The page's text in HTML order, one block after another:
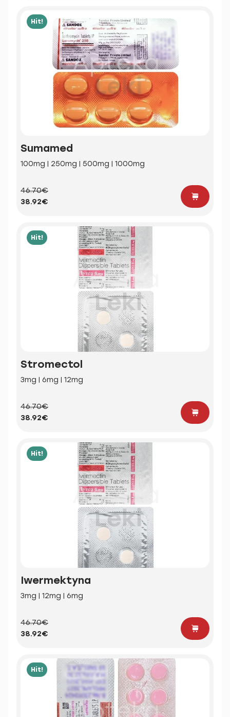
Hit!
Sumamed
100mg | 250mg | 500mg | 1000mg
46.70€
38.92€
Hit!
Stromectol
3mg | 6mg | 12mg
46.70€
38.92€
Hit!
Iwermektyna
3mg | 12mg | 6mg
46.70€
38.92€
Hit!